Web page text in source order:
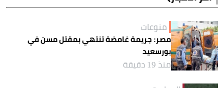
منوعات
مصر: جريمة غامضة تنتهي بمقتل مسن في
بورسعيد
منذ 19 دقيقة